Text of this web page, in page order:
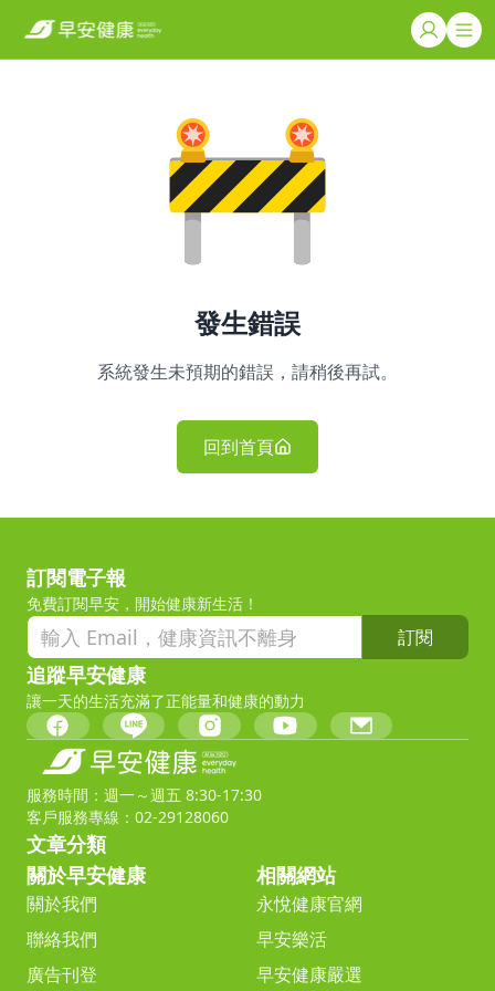
發生錯誤
系統發生未預期的錯誤，請稍後再試。
回到首頁
訂閱電子報
免費訂閱早安，開始健康新生活！
訂閱
追蹤早安健康
讓一天的生活充滿了正能量和健康的動力
服務時間：週一～週五 8:30-17:30
客戶服務專線：02-29128060
文章分類
關於早安健康
關於我們
聯絡我們
廣告刊登
相關網站
永悅健康官網
早安樂活
早安健康嚴選